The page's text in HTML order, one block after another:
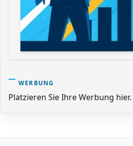
WERBUNG
Platzieren Sie Ihre Werbung hier.